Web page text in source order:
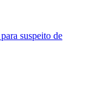
suspeito de